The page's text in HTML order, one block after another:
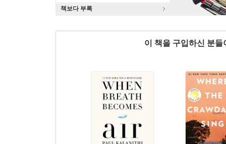
책보다 부록
이 책을 구입하신 분